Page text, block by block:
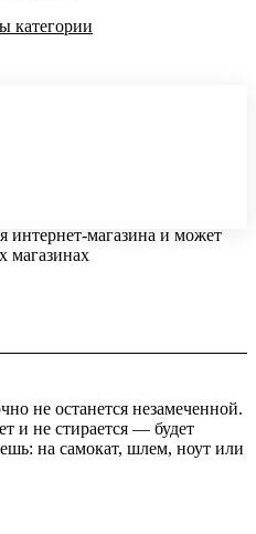
категории
интернет-магазина и может
магазинах
не останется незамеченной.
и не стирается — будет
на самокат, шлем, ноут или